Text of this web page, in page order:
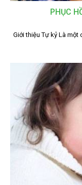
PHỤC
Giới thiệu Tự kỷ Là